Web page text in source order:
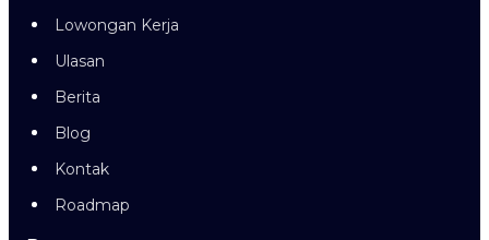
Lowongan Kerja
Ulasan
Berita
Blog
Kontak
Roadmap